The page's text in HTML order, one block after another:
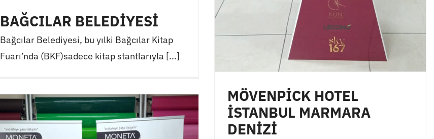
BAĞCILAR BELEDİYESİ
Bağcılar Belediyesi, bu yılki Bağcılar Kitap
Fuarı’nda (BKF)sadece kitap stantlarıyla [...]
MÖVENPİCK HOTEL
İSTANBUL MARMARA
DENİZİ